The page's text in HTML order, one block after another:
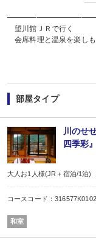
望川館ＪＲで行く
会席料理と温泉を楽しも
◆ご夕食は板長厳選の食
飛騨牛料理を必ず１品
・お造里・鍋物・煮物な
◆朝食は和定食
朝も和食をご用意いた
ご案内している白米は清
みずみずしい食感をお試
※ご夕食・ご朝食共に食
料亭個室、レストラン、お
※ご夕食の飛騨牛料理は
すべてのご要望にお応
◆大浴場は夜通し利用可
内湯と露天風呂がありま
湯量250トンを誇る源泉
部屋タイプ
川のせ
四季彩
大人お1人様(JR＋宿泊/1泊)
コースコード：
和室